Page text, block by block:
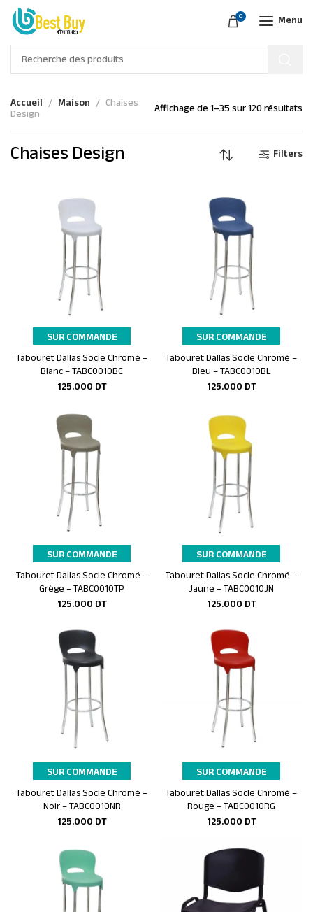
0 Menu
Accueil Maison Chaises
Design Affichage de 1–35 sur 120 résultats
Chaises Design Filters
SUR COMMANDE
Ajouter au panier
Tabouret Dallas Socle Chromé –
Blanc – TABC0010BC
125.000 DT
SUR COMMANDE
Ajouter au panier
Tabouret Dallas Socle Chromé –
Bleu – TABC0010BL
125.000 DT
SUR COMMANDE
Ajouter au panier
Tabouret Dallas Socle Chromé –
Grège – TABC0010TP
125.000 DT
SUR COMMANDE
Ajouter au panier
Tabouret Dallas Socle Chromé –
Jaune – TABC0010JN
125.000 DT
SUR COMMANDE
Ajouter au panier
Tabouret Dallas Socle Chromé –
Noir – TABC0010NR
125.000 DT
SUR COMMANDE
Ajouter au panier
Tabouret Dallas Socle Chromé –
Rouge – TABC0010RG
125.000 DT